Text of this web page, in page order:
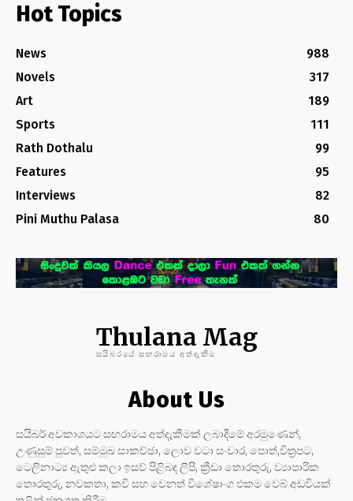
Hot Topics
News
988
Novels
317
Art
189
Sports
111
Rath Dothalu
99
Features
95
Interviews
82
Pini Muthu Palasa
80
Thulana Mag
සයිබරයේ සඟරාමය අත්දැකීම
About Us
සයිබර් අවකාශයට සඟරාමය අත්දැකීමක් ලබාදීමේ අරමුණෙන්,
උණුසුම් පුවත්, සම්මුඛ සාකච්ඡා, ලොව වටා සංචාර, පොත්,චිත්‍රපට,
ටෙලිනාට්‍ය ඇතුළු කලා ඉසව් පිළිබඳ ලිපි, ක්‍රීඩා තොරතුරු, ව්‍යාපාරික
තොරතුරු, නවකතා, කවි සහ වෙනත් විශේෂාංග එකම වෙබ් අඩවියක්